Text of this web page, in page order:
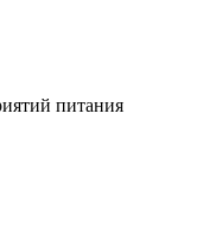
питания